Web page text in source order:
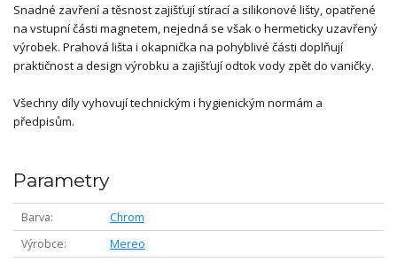
Snadné zavření a těsnost zajišťují stírací a silikonové lišty, opatřené
na vstupní části magnetem, nejedná se však o hermeticky uzavřený
výrobek. Prahová lišta i okapnička na pohyblivé části doplňují
praktičnost a design výrobku a zajišťují odtok vody zpět do vaničky.
Všechny díly vyhovují technickým i hygienickým normám a
předpisům.
Parametry
Barva
Chrom
Výrobce
Mereo